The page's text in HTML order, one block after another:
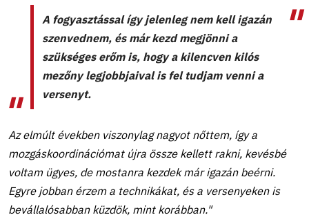
A fogyasztással így jelenleg nem kell igazán
szenvednem, és már kezd megjönni a
szükséges erőm is, hogy a kilencven kilós
mezőny legjobbjaival is fel tudjam venni a
versenyt.
Az elmúlt években viszonylag nagyot nőttem, így a
mozgáskoordinációmat újra össze kellett rakni, kevésbé
voltam ügyes, de mostanra kezdek már igazán beérni.
Egyre jobban érzem a technikákat, és a versenyeken is
bevállalósabban küzdök, mint korábban."